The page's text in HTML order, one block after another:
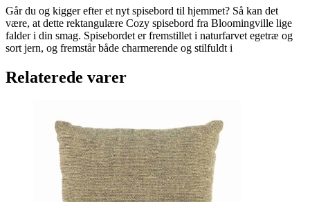
Går du og kigger efter et nyt spisebord til hjemmet? Så kan det
være, at dette rektangulære Cozy spisebord fra Bloomingville lige
falder i din smag. Spisebordet er fremstillet i naturfarvet egetræ og
sort jern, og fremstår både charmerende og stilfuldt i
Relaterede varer